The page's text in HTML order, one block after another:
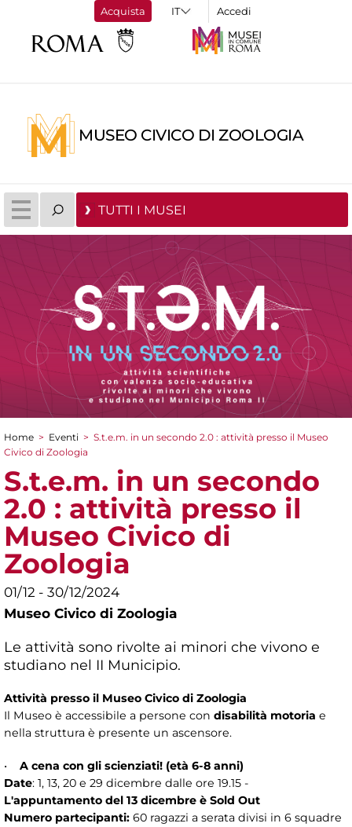
Acquista Accedi
MUSEO CIVICO DI ZOOLOGIA
TUTTI I MUSEI
Tu sei qui
Home > Eventi > S.t.e.m. in un secondo 2.0 : attività presso il Museo
Civico di Zoologia
S.t.e.m. in un secondo
2.0 : attività presso il
Museo Civico di
Zoologia
01/12 - 30/12/2024
Museo Civico di Zoologia
Le attività sono rivolte ai minori che vivono e
studiano nel II Municipio.
Attività presso il Museo Civico di Zoologia
Il Museo è accessibile a persone con disabilità motoria e
nella struttura è presente un ascensore.
• A cena con gli scienziati! (età 6-8 anni)
Date: 1, 13, 20 e 29 dicembre dalle ore 19.15 -
L'appuntamento del 13 dicembre è Sold Out
Numero partecipanti: 60 ragazzi a serata divisi in 6 squadre